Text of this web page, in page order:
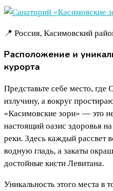
📍 Россия, Касимовский
Расположение и
курорта
Представьте себе место,
излучину, а вокруг
«Касимовские зори» — это
настоящий оазис здоровья
реки. Здесь каждый рассвет
водную гладь, а закаты
достойные кисти Левитана.
Уникальность этого места в